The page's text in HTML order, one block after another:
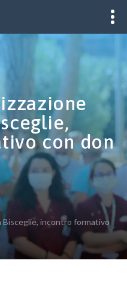
con don
Bisceglie, incontro formativo